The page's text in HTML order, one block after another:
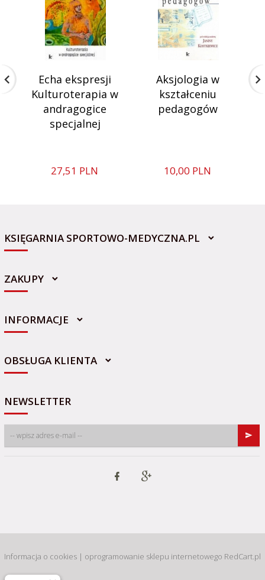
Echa ekspresji
Kulturoterapia w
andragogice
specjalnej
27,51 PLN
Aksjologia w
kształceniu
pedagogów
10,00 PLN
KSIĘGARNIA SPORTOWO-MEDYCZNA.PL
sklep@sportowo-medyczna.pl
ZAKUPY
INFORMACJE
OBSŁUGA KLIENTA
NEWSLETTER
Informacja o cookies | oprogramowanie sklepu internetowego RedCart.pl